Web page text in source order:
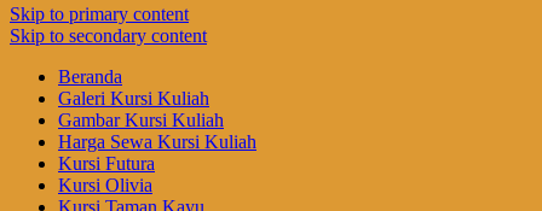
Skip to primary content
Skip to secondary content
Beranda
Galeri Kursi Kuliah
Gambar Kursi Kuliah
Harga Sewa Kursi Kuliah
Kursi Futura
Kursi Olivia